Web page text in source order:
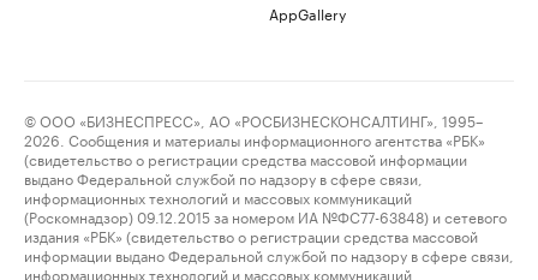
AppGallery
© ООО «БИЗНЕСПРЕСС», АО «РОСБИЗНЕСКОНСАЛТИНГ», 1995–
2026. Сообщения и материалы информационного агентства «РБК»
(свидетельство о регистрации средства массовой информации
выдано Федеральной службой по надзору в сфере связи,
информационных технологий и массовых коммуникаций
(Роскомнадзор) 09.12.2015 за номером ИА №ФС77-63848) и сетевого
издания «РБК» (свидетельство о регистрации средства массовой
информации выдано Федеральной службой по надзору в сфере связи,
информационных технологий и массовых коммуникаций